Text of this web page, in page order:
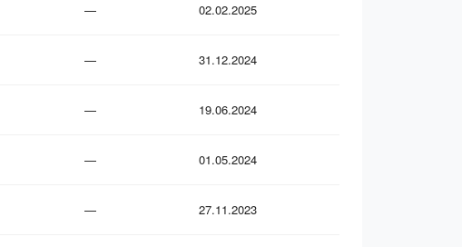
— 02.02.2025
— 31.12.2024
— 19.06.2024
— 01.05.2024
— 27.11.2023